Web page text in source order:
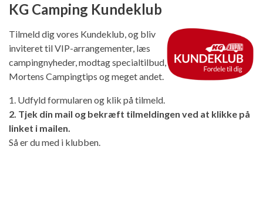
KG Camping Kundeklub
Tilmeld dig vores Kundeklub, og bliv
inviteret til VIP-arrangementer, læs
campingnyheder, modtag specialtilbud,
Mortens Campingtips og meget andet.
1. Udfyld formularen og klik på tilmeld.
2. Tjek din mail og bekræft tilmeldingen ved at klikke på
linket i mailen.
Så er du med i klubben.